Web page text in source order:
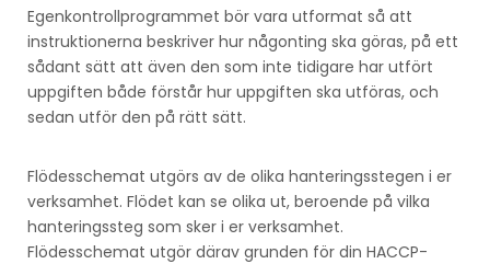
Egenkontrollprogrammet bör vara utformat så att
instruktionerna beskriver hur någonting ska göras, på ett
sådant sätt att även den som inte tidigare har utfört
uppgiften både förstår hur uppgiften ska utföras, och
sedan utför den på rätt sätt.
Flödesschemat utgörs av de olika hanteringsstegen i er
verksamhet. Flödet kan se olika ut, beroende på vilka
hanteringssteg som sker i er verksamhet.
Flödesschemat utgör därav grunden för din HACCP-